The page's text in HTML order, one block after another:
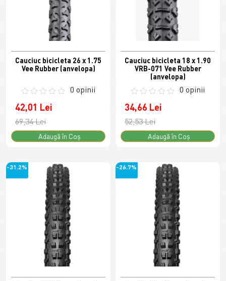
Cauciuc bicicleta 26 x 1.75
Vee Rubber (anvelopa)
0 opinii
42,01 Lei
69,34 Lei
Adaugă în Coş
Cauciuc bicicleta 18 x 1.90
VRB-071 Vee Rubber
(anvelopa)
0 opinii
34,66 Lei
52,53 Lei
Adaugă în Coş
-31.2% -26.7%